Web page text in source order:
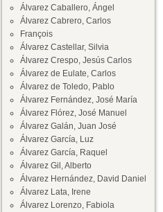
Álvarez Caballero, Ángel
Álvarez Cabrero, Carlos
François
Álvarez Castellar, Silvia
Álvarez Crespo, Jesús Carlos
Álvarez de Eulate, Carlos
Álvarez de Toledo, Pablo
Álvarez Fernández, José María
Álvarez Flórez, José Manuel
Álvarez Galán, Juan José
Álvarez García, Luz
Álvarez García, Raquel
Álvarez Gil, Alberto
Álvarez Hernández, David Daniel
Álvarez Lata, Irene
Álvarez Lorenzo, Fabiola